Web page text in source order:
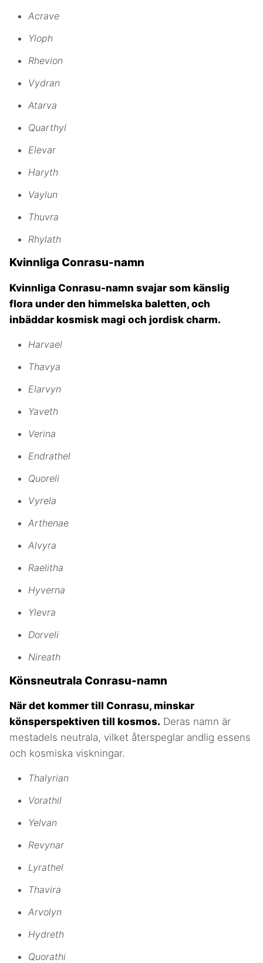
Acrave
Yloph
Rhevion
Vydran
Atarva
Quarthyl
Elevar
Haryth
Vaylun
Thuvra
Rhylath
Kvinnliga Conrasu-namn
Kvinnliga Conrasu-namn svajar som känslig
flora under den himmelska baletten, och
inbäddar kosmisk magi och jordisk charm.
Harvael
Thavya
Elarvyn
Yaveth
Verina
Endrathel
Quoreli
Vyrela
Arthenae
Alvyra
Raelitha
Hyverna
Ylevra
Dorveli
Nireath
Könsneutrala Conrasu-namn
När det kommer till Conrasu, minskar
könsperspektiven till kosmos. Deras namn är
mestadels neutrala, vilket återspeglar andlig essens
och kosmiska viskningar.
Thalyrian
Vorathil
Yelvan
Revynar
Lyrathel
Thavira
Arvolyn
Hydreth
Quorathi